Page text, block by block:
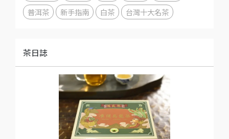
普洱茶
新手指南 白茶 台灣十大名茶
茶日誌